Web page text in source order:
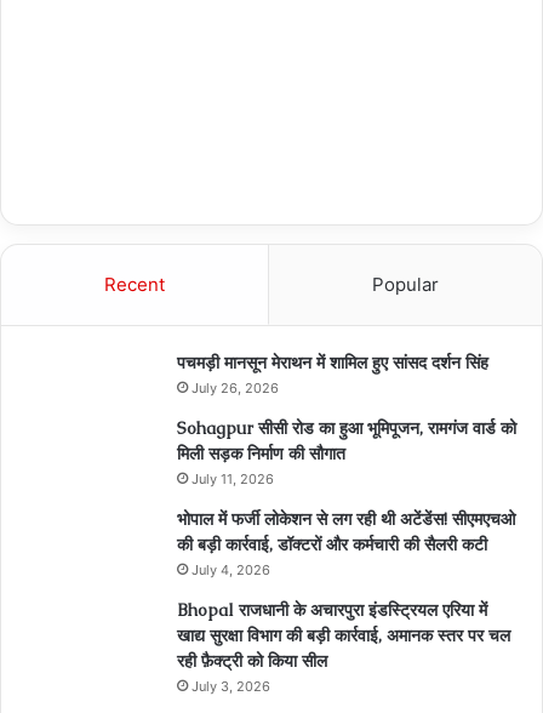
Recent Popular
पचमड़ी मानसून मेराथन में शामिल हुए सांसद दर्शन सिंह
July 26, 2026
Sohagpur सीसी रोड का हुआ भूमिपूजन, रामगंज वार्ड को
मिली सड़क निर्माण की सौगात
July 11, 2026
भोपाल में फर्जी लोकेशन से लग रही थी अटेंडेंस! सीएमएचओ
की बड़ी कार्रवाई, डॉक्टरों और कर्मचारी की सैलरी कटी
July 4, 2026
Bhopal राजधानी के अचारपुरा इंडस्ट्रियल एरिया में
खाद्य सुरक्षा विभाग की बड़ी कार्रवाई, अमानक स्तर पर चल
रही फ़ैक्ट्री को किया सील
July 3, 2026